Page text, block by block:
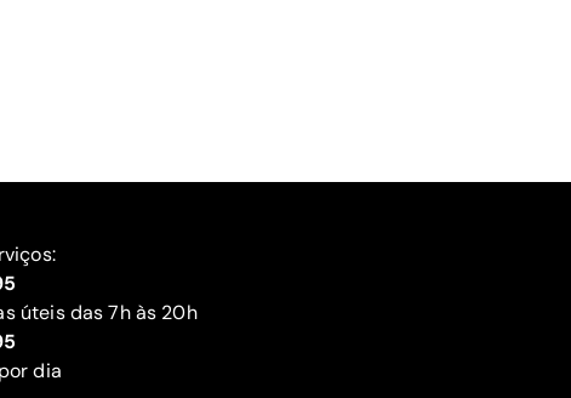
úteis das 7h às 20h
dia